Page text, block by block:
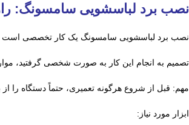
نصب برد لباسشویی سامسونگ:
نصب برد لباسشویی سامسونگ یک کار تخصصی است و
تصمیم به انجام این کار به صورت شخصی گرفتید،
مهم: قبل از شروع هرگونه تعمیری، حتماً دستگاه را از
ابزار مورد نیاز: